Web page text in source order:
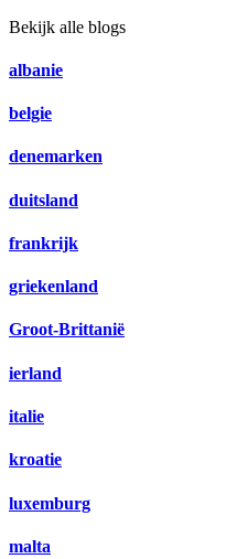
Bekijk alle blogs
albanie
belgie
denemarken
duitsland
frankrijk
griekenland
Groot-Brittanië
ierland
italie
kroatie
luxemburg
malta